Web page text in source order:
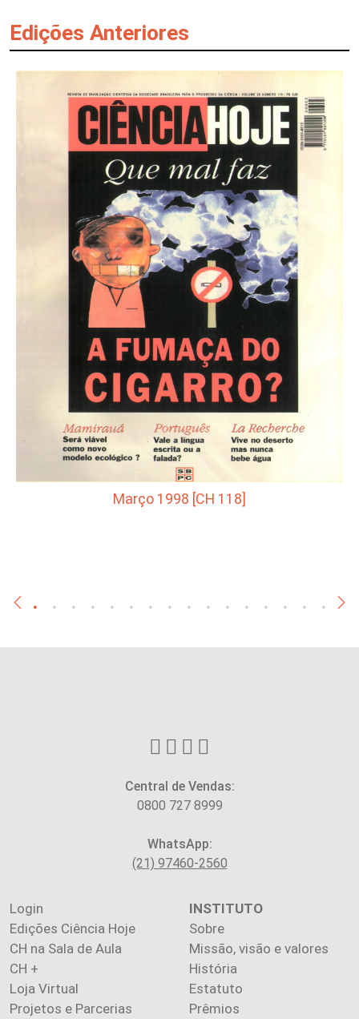
Edições Anteriores
Março 1998 [CH 118]
Central de Vendas:
0800 727 8999
WhatsApp:
(21) 97460-2560
Login
Edições Ciência Hoje
CH na Sala de Aula
CH +
Loja Virtual
Projetos e Parcerias
INSTITUTO
Sobre
Missão, visão e valores
História
Estatuto
Prêmios